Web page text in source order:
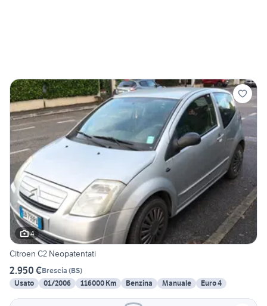
4
Citroen C2 Neopatentati
2.950 €Brescia (BS)
Usato
01/2006 116000 Km Benzina Manuale Euro 4